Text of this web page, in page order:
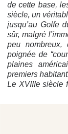
de cette base,
siècle, un
jusqu’au Golfe
sûr, malgré
peu
poignée de
plaines
premiers
Le XVIIIe siècle